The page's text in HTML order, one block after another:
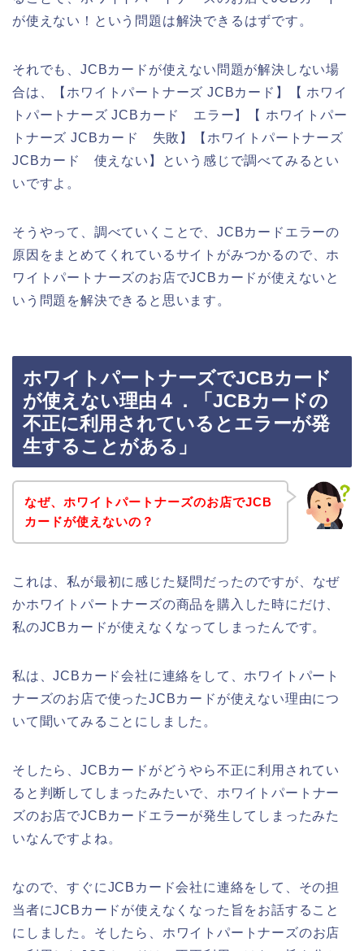
が使えない！という問題は解決できるはずです。
それでも、JCBカードが使えない問題が解決しない場
合は、【ホワイトパートナーズ JCBカード】【 ホワイ
トパートナーズ JCBカード エラー】【 ホワイトパー
トナーズ JCBカード 失敗】【ホワイトパートナーズ
JCBカード 使えない】という感じで調べてみるとい
いですよ。
そうやって、調べていくことで、JCBカードエラーの
原因をまとめてくれているサイトがみつかるので、ホ
ワイトパートナーズのお店でJCBカードが使えないと
いう問題を解決できると思います。
ホワイトパートナーズでJCBカード
が使えない理由４．「JCBカードの
不正に利用されているとエラーが発
生することがある」
なぜ、ホワイトパートナーズのお店でJCB
カードが使えないの？
これは、私が最初に感じた疑問だったのですが、なぜ
かホワイトパートナーズの商品を購入した時にだけ、
私のJCBカードが使えなくなってしまったんです。
私は、JCBカード会社に連絡をして、ホワイトパート
ナーズのお店で使ったJCBカードが使えない理由につ
いて聞いてみることにしました。
そしたら、JCBカードがどうやら不正に利用されてい
ると判断してしまったみたいで、ホワイトパートナー
ズのお店でJCBカードエラーが発生してしまったみた
いなんですよね。
なので、すぐにJCBカード会社に連絡をして、その担
当者にJCBカードが使えなくなった旨をお話すること
にしました。そしたら、ホワイトパートナーズのお店